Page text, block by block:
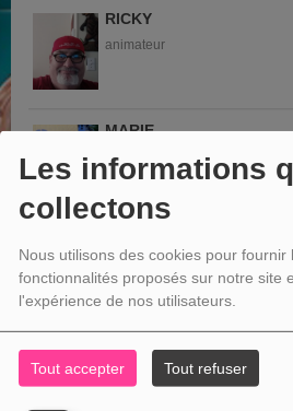
Les informations
collectons
Nous utilisons des cookies pour fournir
fonctionnalités proposés sur notre site
l'expérience de nos utilisateurs.
Tout accepter Tout refuser
RICKY
animateur
MARIE
animateurs